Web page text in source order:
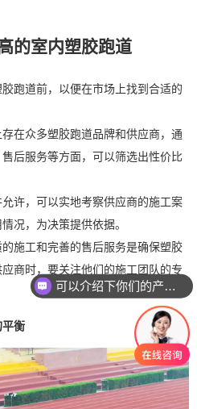
的室内塑胶跑道
跑道前，以便在市场上找到合适的
存在众多塑胶跑道品牌和供应商，通
后服务等方面，可以筛选出性价比
许，可以实地考察供应商的施工案
况，为决策提供依据。
的施工和完善的售后服务是确保塑胶
商时，要关注他们的施工团队的专
衡
可以介绍下你们的产品么